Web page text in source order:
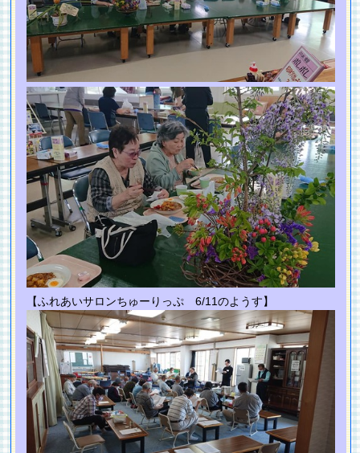
【ふれあいサロンちゅーりっぷ 6/11のようす】